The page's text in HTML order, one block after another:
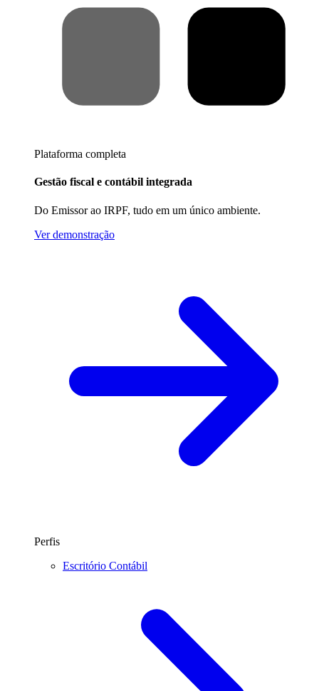
Plataforma completa
Gestão fiscal e contábil integrada
Do Emissor ao IRPF, tudo em um único ambiente.
Ver demonstração
Perfis
Escritório Contábil